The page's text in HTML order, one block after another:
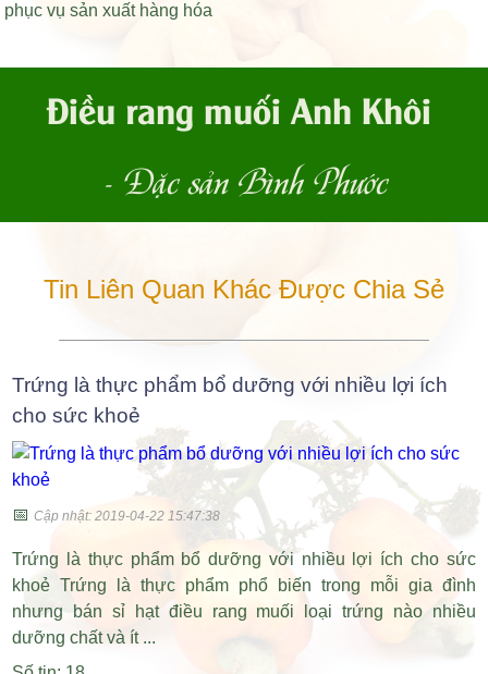
phục vụ sản xuất hàng hóa
Điều rang muối Anh Khôi
- Đặc sản Bình Phước
Tin Liên Quan Khác Được Chia Sẻ
Trứng là thực phẩm bổ dưỡng với nhiều lợi ích
cho sức khoẻ
📅Cập nhật: 2019-04-22 15:47:38
Trứng là thực phẩm bổ dưỡng với nhiều lợi ích cho sức
khoẻ Trứng là thực phẩm phổ biến trong mỗi gia đình
nhưng bán sỉ hạt điều rang muối loại trứng nào nhiều
dưỡng chất và ít ...